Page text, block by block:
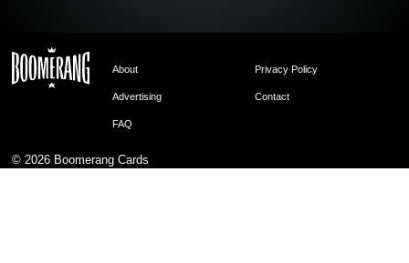
About Privacy Policy
Advertising Contact
FAQ
© 2026 Boomerang Cards